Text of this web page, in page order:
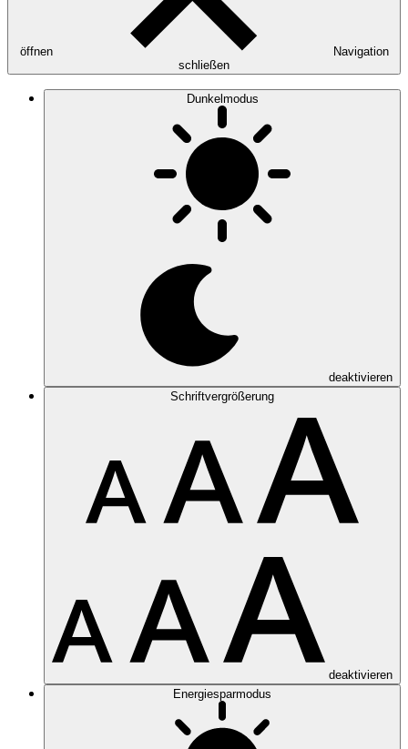
öffnen
Navigation
schließen
Dunkelmodus
deaktivieren
Schriftvergrößerung
deaktivieren
Energiesparmodus